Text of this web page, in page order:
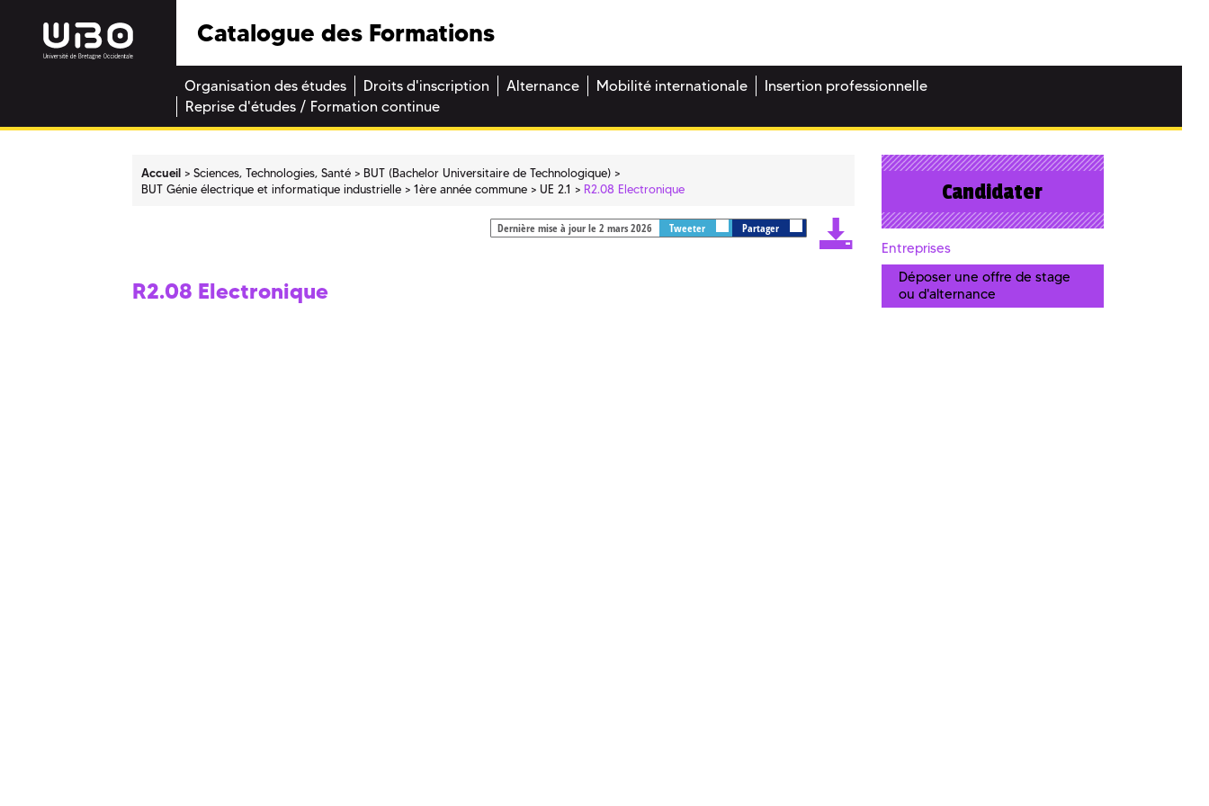
Catalogue des Formations
Organisation des études Droits d'inscription Alternance Mobilité internationale
Insertion professionnelle
Reprise d'études / Formation continue
Accueil Sciences, Technologies, Santé
BUT (Bachelor Universitaire de Technologique)
BUT Génie électrique et informatique industrielle
1ère année commune UE 2.1 R2.08 Electronique
Dernière mise à jour le 2 mars 2026 Tweeter Partager
R2.08 Electronique
Candidater
Entreprises
Déposer une offre de stage
ou d'alternance